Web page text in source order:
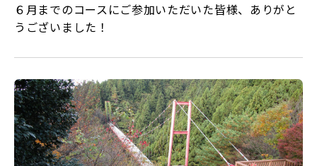
６月までのコースにご参加いただいた皆様、ありがと
うございました！